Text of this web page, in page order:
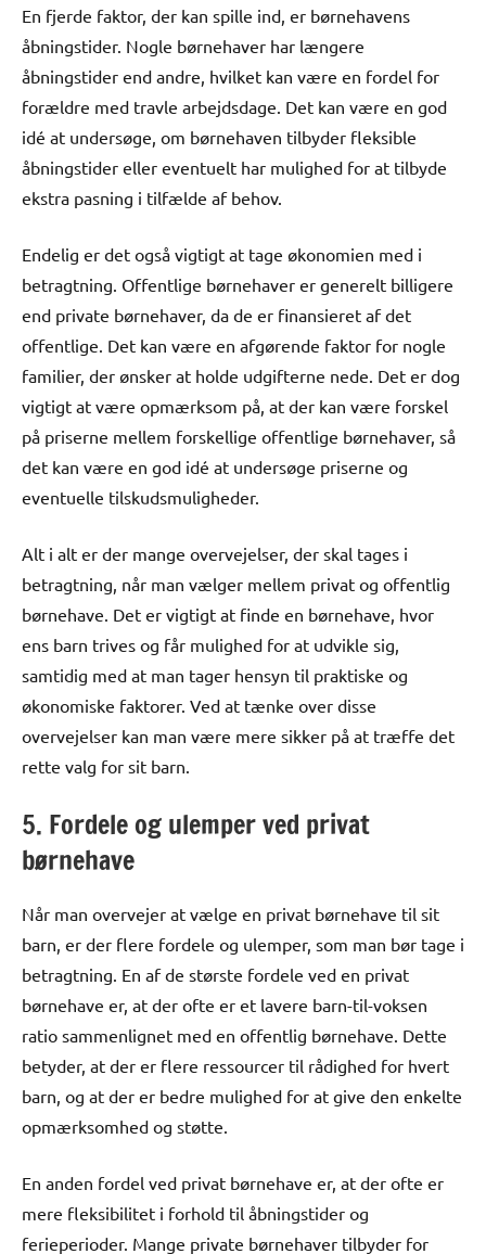
En fjerde faktor, der kan spille ind, er børnehavens
åbningstider. Nogle børnehaver har længere
åbningstider end andre, hvilket kan være en fordel for
forældre med travle arbejdsdage. Det kan være en god
idé at undersøge, om børnehaven tilbyder fleksible
åbningstider eller eventuelt har mulighed for at tilbyde
ekstra pasning i tilfælde af behov.
Endelig er det også vigtigt at tage økonomien med i
betragtning. Offentlige børnehaver er generelt billigere
end private børnehaver, da de er finansieret af det
offentlige. Det kan være en afgørende faktor for nogle
familier, der ønsker at holde udgifterne nede. Det er dog
vigtigt at være opmærksom på, at der kan være forskel
på priserne mellem forskellige offentlige børnehaver, så
det kan være en god idé at undersøge priserne og
eventuelle tilskudsmuligheder.
Alt i alt er der mange overvejelser, der skal tages i
betragtning, når man vælger mellem privat og offentlig
børnehave. Det er vigtigt at finde en børnehave, hvor
ens barn trives og får mulighed for at udvikle sig,
samtidig med at man tager hensyn til praktiske og
økonomiske faktorer. Ved at tænke over disse
overvejelser kan man være mere sikker på at træffe det
rette valg for sit barn.
5. Fordele og ulemper ved privat
børnehave
Når man overvejer at vælge en privat børnehave til sit
barn, er der flere fordele og ulemper, som man bør tage i
betragtning. En af de største fordele ved en privat
børnehave er, at der ofte er et lavere barn-til-voksen
ratio sammenlignet med en offentlig børnehave. Dette
betyder, at der er flere ressourcer til rådighed for hvert
barn, og at der er bedre mulighed for at give den enkelte
opmærksomhed og støtte.
En anden fordel ved privat børnehave er, at der ofte er
mere fleksibilitet i forhold til åbningstider og
ferieperioder. Mange private børnehaver tilbyder for